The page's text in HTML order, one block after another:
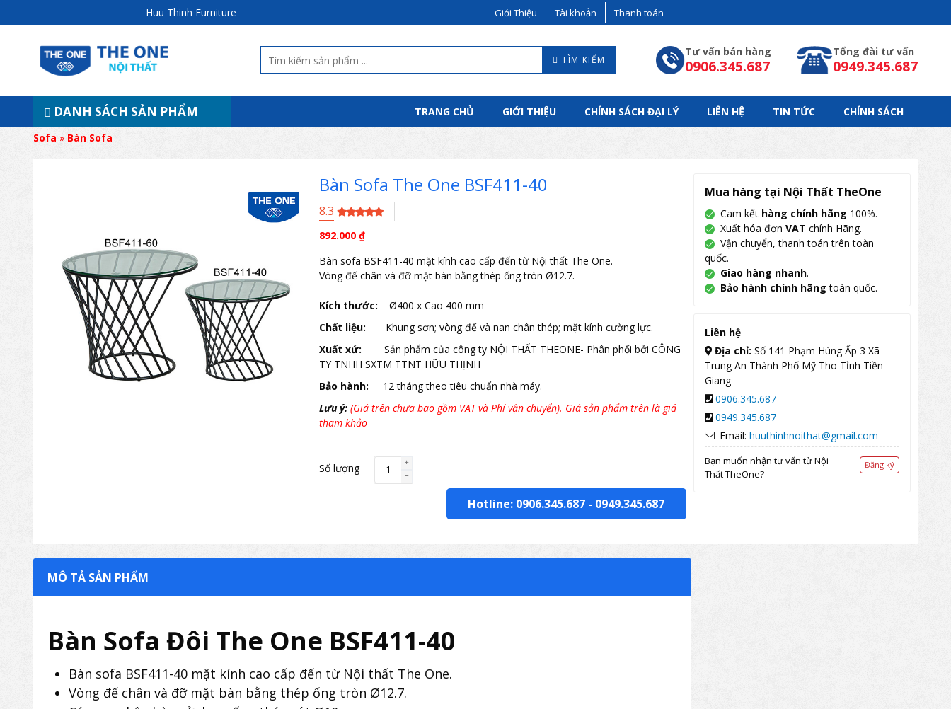
Huu Thinh Furniture Giới Thiệu Tài khoản Thanh toán
TÌM KIẾM
Tư vấn bán hàng
0906.345.687
Tổng đài tư vấn
0949.345.687
DANH SÁCH SẢN PHẨM TRANG CHỦ GIỚI THIỆU CHÍNH SÁCH ĐẠI LÝ LIÊN HỆ TIN TỨC
CHÍNH SÁCH
Sofa » Bàn Sofa
Bàn Sofa The One BSF411-40
8.3
892.000₫
Bàn sofa BSF411-40 mặt kính cao cấp đến từ Nội thất The One.
Vòng đế chân và đỡ mặt bàn bằng thép ống tròn Ø12.7.
Kích thước: Ø400 x Cao 400 mm
Chất liệu:
Khung sơn; vòng đế và nan chân thép; mặt kính cường lực.
Xuất xứ:
Sản phẩm của công ty NỘI THẤT THEONE- Phân phối bởi CÔNG
TY TNHH SXTM TTNT HỮU THỊNH
Bảo hành:
12 tháng theo tiêu chuẩn nhà máy.
Lưu ý: (Giá trên chưa bao gồm VAT và Phí vận chuyển). Giá sản phẩm trên là giá
tham khảo
Số lượng
Hotline: 0906.345.687 - 0949.345.687
Mua hàng tại Nội Thất TheOne
Cam kết hàng chính hãng 100%.
Xuất hóa đơn VAT chính Hãng.
Vận chuyển, thanh toán trên toàn
quốc.
Giao hàng nhanh.
Bảo hành chính hãng toàn quốc.
Liên hệ
Địa chỉ: Số 141 Phạm Hùng Ấp 3 Xã
Trung An Thành Phố Mỹ Tho Tỉnh Tiền
Giang
0906.345.687
0949.345.687
Email: huuthinhnoithat@gmail.com
Bạn muốn nhận tư vấn từ Nội
Thất TheOne?
Đăng ký
MÔ TẢ SẢN PHẨM
Bàn Sofa Đôi The One BSF411-40
Bàn sofa BSF411-40 mặt kính cao cấp đến từ Nội thất The One.
Vòng đế chân và đỡ mặt bàn bằng thép ống tròn Ø12.7.